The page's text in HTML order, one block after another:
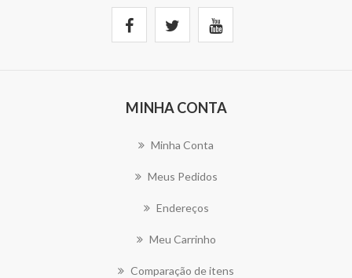
MINHA CONTA
Minha Conta
Meus Pedidos
Endereços
Meu Carrinho
Comparação de itens